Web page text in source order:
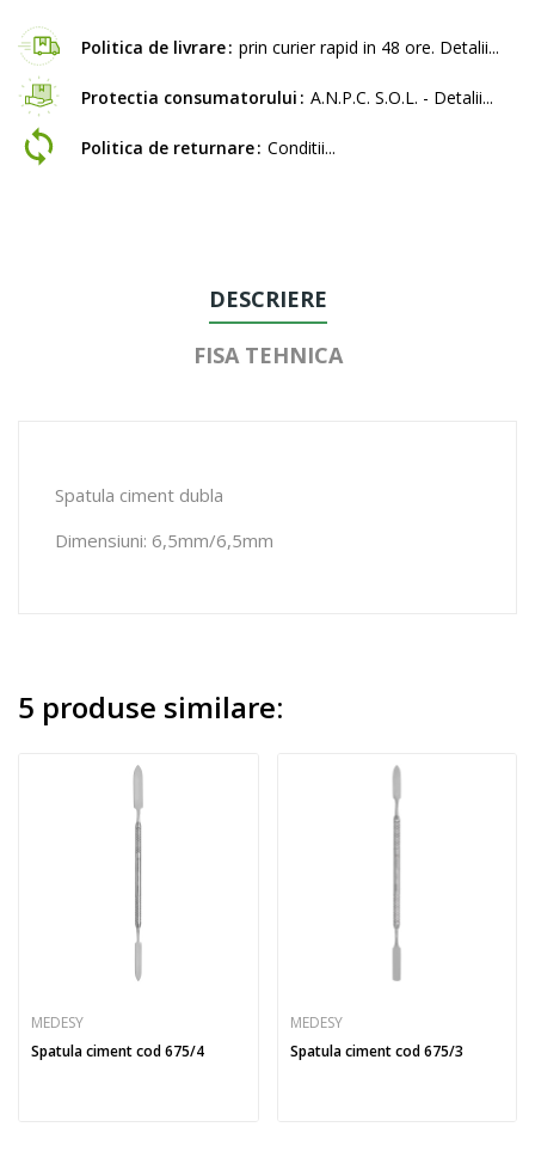
Politica de livrare prin curier rapid in 48 ore. Detalii...
Protectia consumatorului A.N.P.C. S.O.L. - Detalii...
Politica de returnare Conditii...
DESCRIERE
FISA TEHNICA
Spatula ciment dubla
Dimensiuni: 6,5mm/6,5mm
5 produse similare:
MEDESY
Spatula ciment cod 675/4
MEDESY
Spatula ciment cod 675/3